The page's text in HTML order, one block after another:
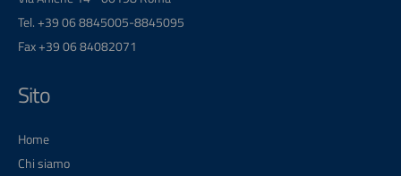
Tel. +39 06 8845005-8845095
Fax +39 06 84082071
Sito
Home
Chi siamo